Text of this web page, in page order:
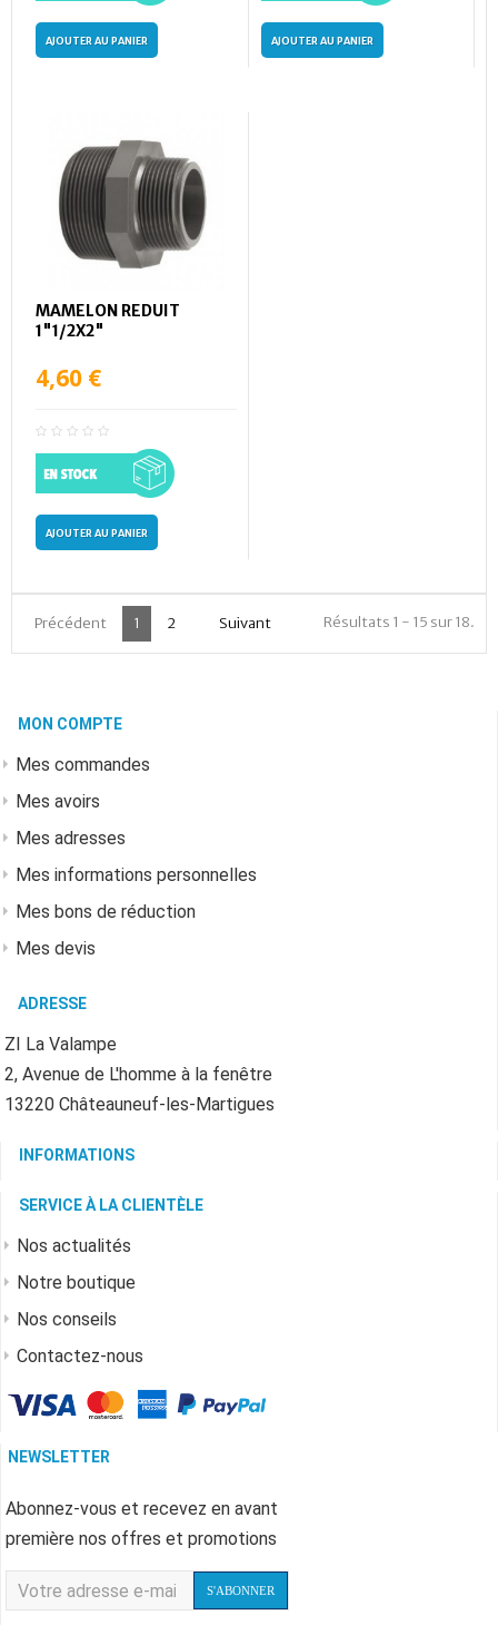
AJOUTER AU PANIER AJOUTER AU PANIER
MAMELON REDUIT
1"1/2X2"
4,60 €
AJOUTER AU PANIER
Résultats 1 - 15 sur 18.
Précédent 1 2 Suivant
MON COMPTE
Mes commandes
Mes avoirs
Mes adresses
Mes informations personnelles
Mes bons de réduction
Mes devis
ADRESSE
ZI La Valampe
2, Avenue de L'homme à la fenêtre
13220 Châteauneuf-les-Martigues
INFORMATIONS
SERVICE À LA CLIENTÈLE
Nos actualités
Notre boutique
Nos conseils
Contactez-nous
NEWSLETTER
Abonnez-vous et recevez en avant
première nos offres et promotions
S'ABONNER